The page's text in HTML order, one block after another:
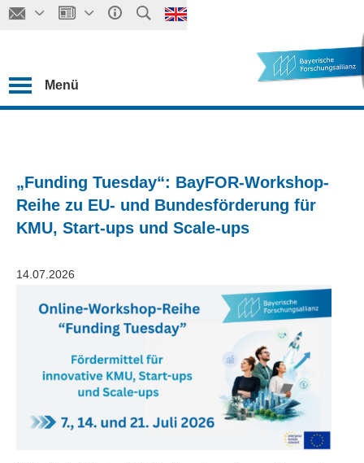
Menü
„Funding Tuesday“: BayFOR-Workshop-
Reihe zu EU- und Bundesförderung für
KMU, Start-ups und Scale-ups
14.07.2026